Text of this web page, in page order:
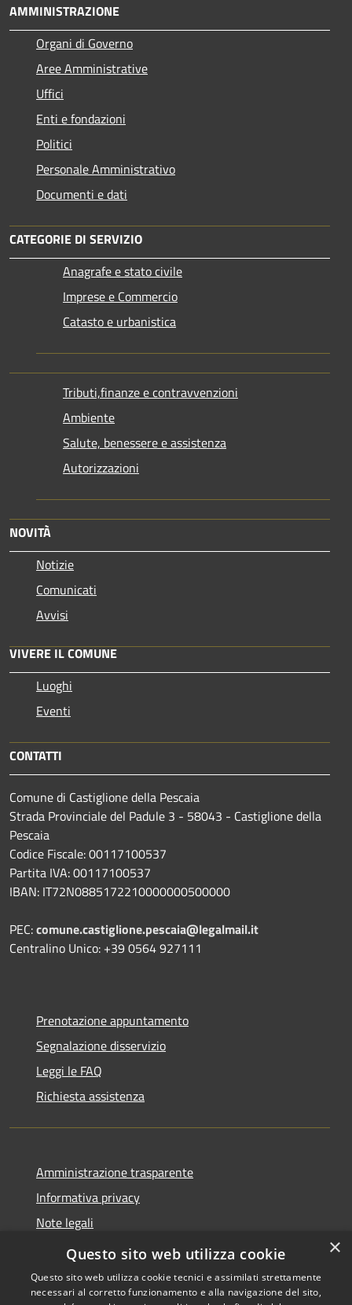
AMMINISTRAZIONE
Organi di Governo
Aree Amministrative
Uffici
Enti e fondazioni
Politici
Personale Amministrativo
Documenti e dati
CATEGORIE DI SERVIZIO
Anagrafe e stato civile
Imprese e Commercio
Catasto e urbanistica
Tributi,finanze e contravvenzioni
Ambiente
Salute, benessere e assistenza
Autorizzazioni
NOVITÀ
Notizie
Comunicati
Avvisi
VIVERE IL COMUNE
Luoghi
Eventi
CONTATTI
Comune di Castiglione della Pescaia
Strada Provinciale del Padule 3 - 58043 - Castiglione della
Pescaia
Codice Fiscale: 00117100537
Partita IVA: 00117100537
IBAN: IT72N0885172210000000500000
PEC:comune.castiglione.pescaia@legalmail.it
Centralino Unico: +39 0564 927111
Prenotazione appuntamento
Segnalazione disservizio
Leggi le FAQ
Richiesta assistenza
Amministrazione trasparente
Informativa privacy
Note legali
Dichiarazione di accessibilità
×
Questo sito web utilizza cookie
Questo sito web utilizza cookie tecnici e assimilati strettamente
necessari al corretto funzionamento e alla navigazione del sito,